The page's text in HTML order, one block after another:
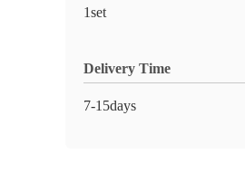
1set
Delivery Time
7-15days